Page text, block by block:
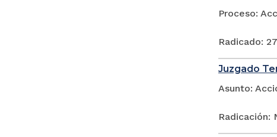
Proceso:
Radicado:
Juzgado
Asunto:
Radicación: